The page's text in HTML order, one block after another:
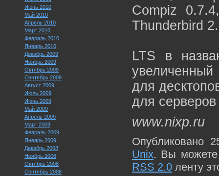
Июнь 2010
Май 2010
Апрель 2010
Март 2010
Февраль 2010
Январь 2010
Декабрь 2009
Ноябрь 2009
Октябрь 2009
Сентябрь 2009
Август 2009
Июль 2009
Июнь 2009
Май 2009
Апрель 2009
Март 2009
Февраль 2009
Январь 2009
Декабрь 2008
Ноябрь 2008
Октябрь 2008
Сентябрь 2008
Compiz
Thunderbird
LTS в
для
для
www.nixp.ru
Опубликовано
Unix. Вы можете
RSS 2.0 ленту